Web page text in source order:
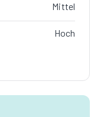
Mittel
Hoch